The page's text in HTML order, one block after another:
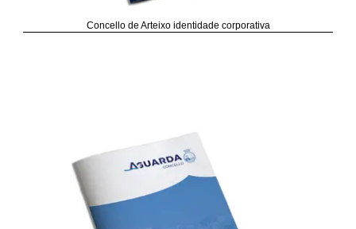
Concello de Arteixo identidade corporativa